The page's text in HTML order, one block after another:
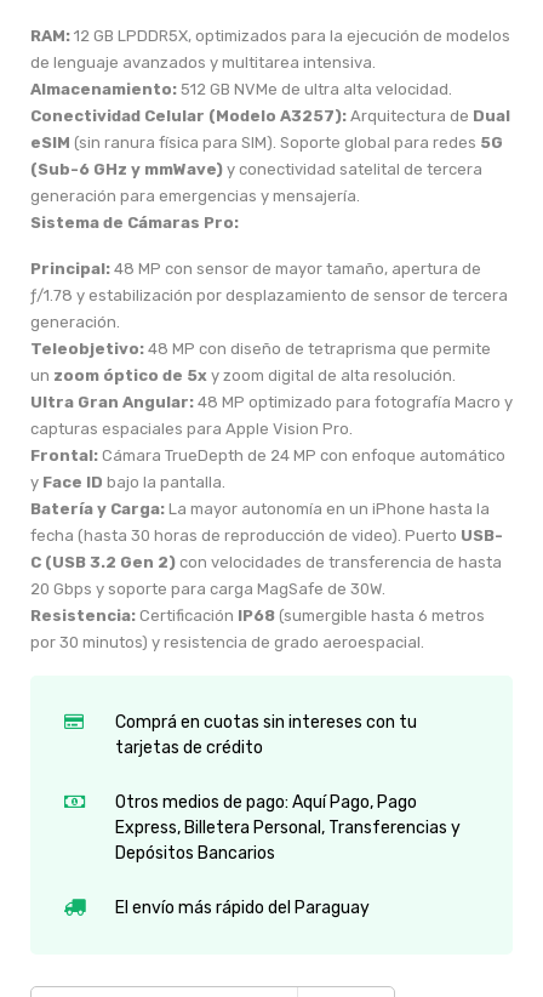
RAM: 12 GB LPDDR5X, optimizados para la ejecución de modelos
de lenguaje avanzados y multitarea intensiva.
Almacenamiento: 512 GB NVMe de ultra alta velocidad.
Conectividad Celular (Modelo A3257): Arquitectura de Dual
eSIM (sin ranura física para SIM). Soporte global para redes 5G
(Sub-6 GHz y mmWave) y conectividad satelital de tercera
generación para emergencias y mensajería.
Sistema de Cámaras Pro:
Principal: 48 MP con sensor de mayor tamaño, apertura de
ƒ/1.78 y estabilización por desplazamiento de sensor de tercera
generación.
Teleobjetivo: 48 MP con diseño de tetraprisma que permite
un zoom óptico de 5x y zoom digital de alta resolución.
Ultra Gran Angular: 48 MP optimizado para fotografía Macro y
capturas espaciales para Apple Vision Pro.
Frontal: Cámara TrueDepth de 24 MP con enfoque automático
y Face ID bajo la pantalla.
Batería y Carga: La mayor autonomía en un iPhone hasta la
fecha (hasta 30 horas de reproducción de video). Puerto USB-
C (USB 3.2 Gen 2) con velocidades de transferencia de hasta
20 Gbps y soporte para carga MagSafe de 30W.
Resistencia: Certificación IP68 (sumergible hasta 6 metros
por 30 minutos) y resistencia de grado aeroespacial.
Comprá en cuotas sin intereses con tu
tarjetas de crédito
Otros medios de pago: Aquí Pago, Pago
Express, Billetera Personal, Transferencias y
Depósitos Bancarios
El envío más rápido del Paraguay